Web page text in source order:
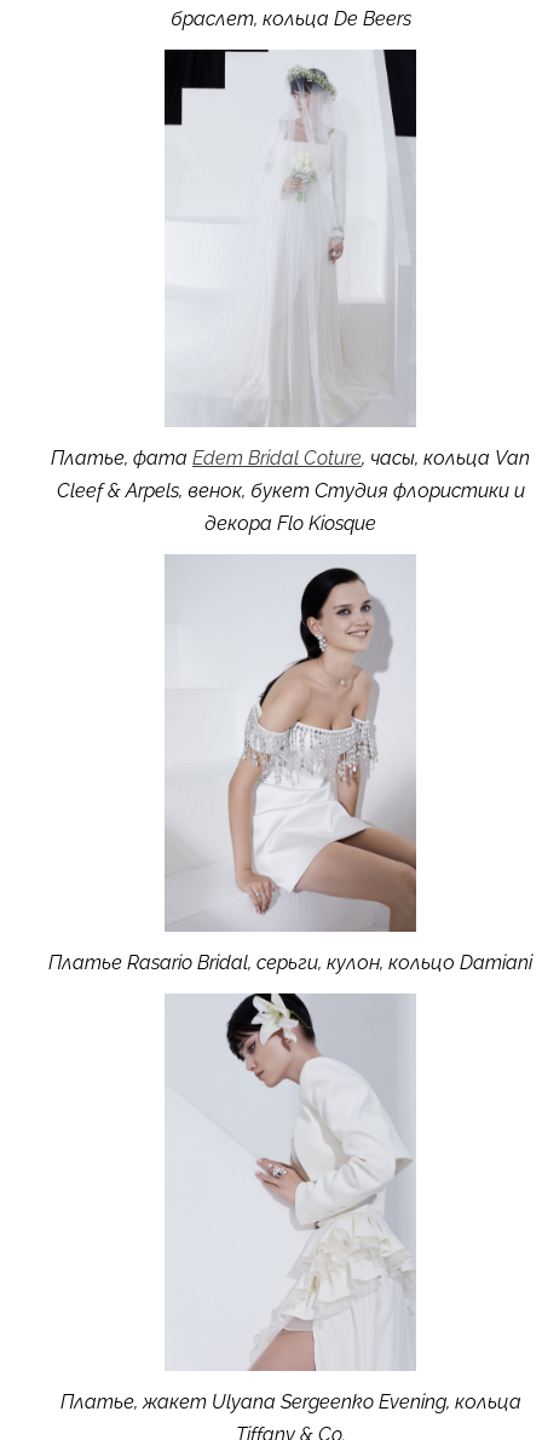
браслет, кольца De Beers
Платье, фата Edem Bridal Coture, часы, кольца Van
Cleef & Arpels, венок, букет Студия флористики и
декора Flo Kiosque
Платье Rasario Bridal, серьги, кулон, кольцо Damiani
Платье, жакет Ulyana Sergeenko Evening, кольца
Tiffany & Co.